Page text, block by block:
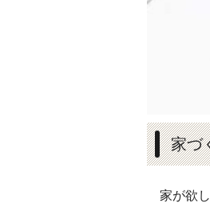
家づ
家が欲